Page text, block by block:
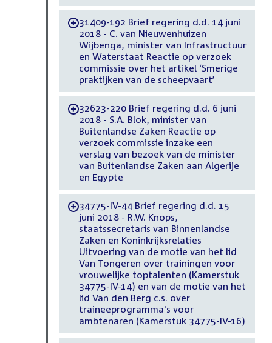
-31409-192 Brief regering d.d. 14 juni
2018 - C. van Nieuwenhuizen
Wijbenga, minister van Infrastructuur
en Waterstaat Reactie op verzoek
commissie over het artikel ‘Smerige
praktijken van de scheepvaart’
-32623-220 Brief regering d.d. 6 juni
2018 - S.A. Blok, minister van
Buitenlandse Zaken Reactie op
verzoek commissie inzake een
verslag van bezoek van de minister
van Buitenlandse Zaken aan Algerije
en Egypte
-34775-IV-44 Brief regering d.d. 15
juni 2018 - R.W. Knops,
staatssecretaris van Binnenlandse
Zaken en Koninkrijksrelaties
Uitvoering van de motie van het lid
Van Tongeren over trainingen voor
vrouwelijke toptalenten (Kamerstuk
34775-IV-14) en van de motie van het
lid Van den Berg c.s. over
traineeprogramma's voor
ambtenaren (Kamerstuk 34775-IV-16)